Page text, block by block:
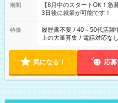
「できれば残業はしたく
ね。 ※Wワーク希望の方へ 今ご覧のお仕事で希望する勤務時間
と、もう1つのお仕事の勤
合は応募できません。
期間
【8月中のスタートOK！
3日後に就業が可能です！
特徴 履歴書不要 / 40～50代活躍
上の大量募集 / 電話対応なし
気になる！ 応